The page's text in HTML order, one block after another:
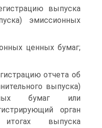
выпуска
эмиссионных
ценных бумаг;
отчета об
выпуска)
бумаг или
орган
выпуска